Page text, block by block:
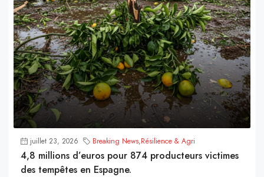
juillet 23, 2026 Breaking News,Résilience & Agri
4,8 millions d’euros pour 874 producteurs victimes
des tempêtes en Espagne.